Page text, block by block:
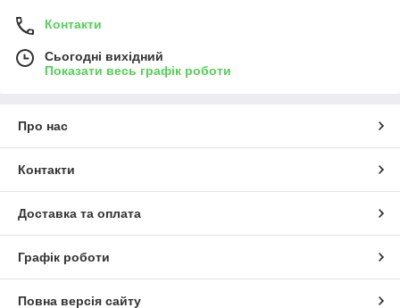
Контакти
Сьогодні вихідний
Показати весь графік роботи
Про нас
Контакти
Доставка та оплата
Графік роботи
Повна версія сайту